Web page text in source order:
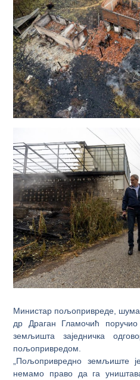
Министар пољопривреде,
др Драган Гламочић
земљишта заједничка
пољопривредом.
„Пољопривредно земљиште
немамо право да га